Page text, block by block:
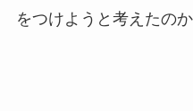
をつけようと考えたの